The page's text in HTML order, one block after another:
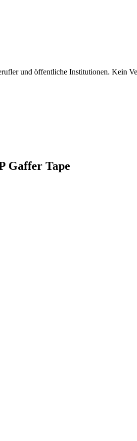
und öffentliche Institutionen. Kein
Gaffer Tape